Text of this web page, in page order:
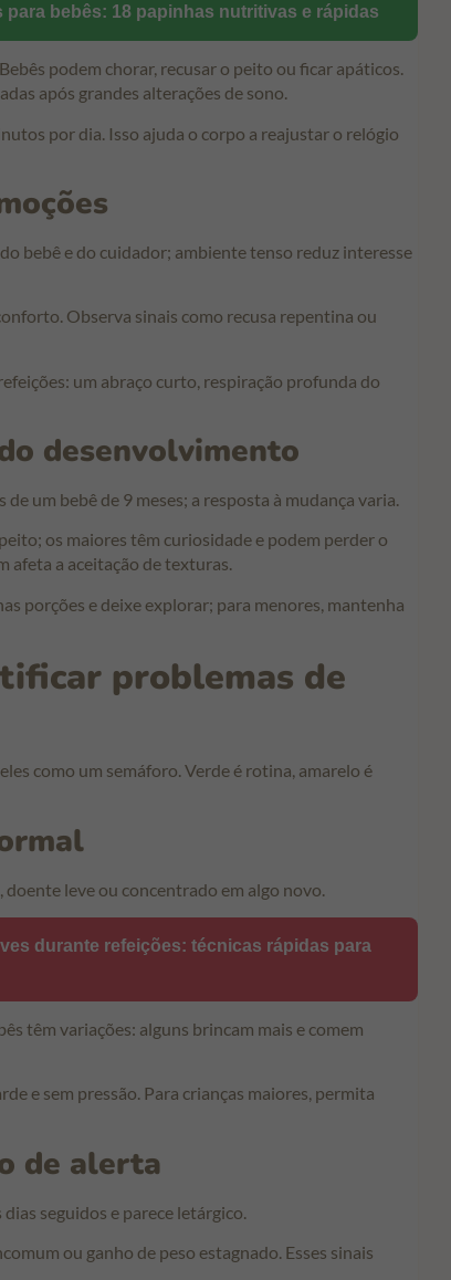
para bebês: 18 papinhas nutritivas e rápidas
podem chorar, recusar o peito ou ficar apáticos.
após grandes alterações de sono.
por dia. Isso ajuda o corpo a reajustar o relógio
bebê e do cuidador; ambiente tenso reduz interesse
Observa sinais como recusa repentina ou
um abraço curto, respiração profunda do
desenvolvimento
um bebê de 9 meses; a resposta à mudança varia.
os maiores têm curiosidade e podem perder o
afeta a aceitação de texturas.
porções e deixe explorar; para menores, mantenha
problemas de
como um semáforo. Verde é rotina, amarelo é
doente leve ou concentrado em algo novo.
durante refeições: técnicas rápidas para
têm variações: alguns brincam mais e comem
e sem pressão. Para crianças maiores, permita
de alerta
seguidos e parece letárgico.
ou ganho de peso estagnado. Esses sinais